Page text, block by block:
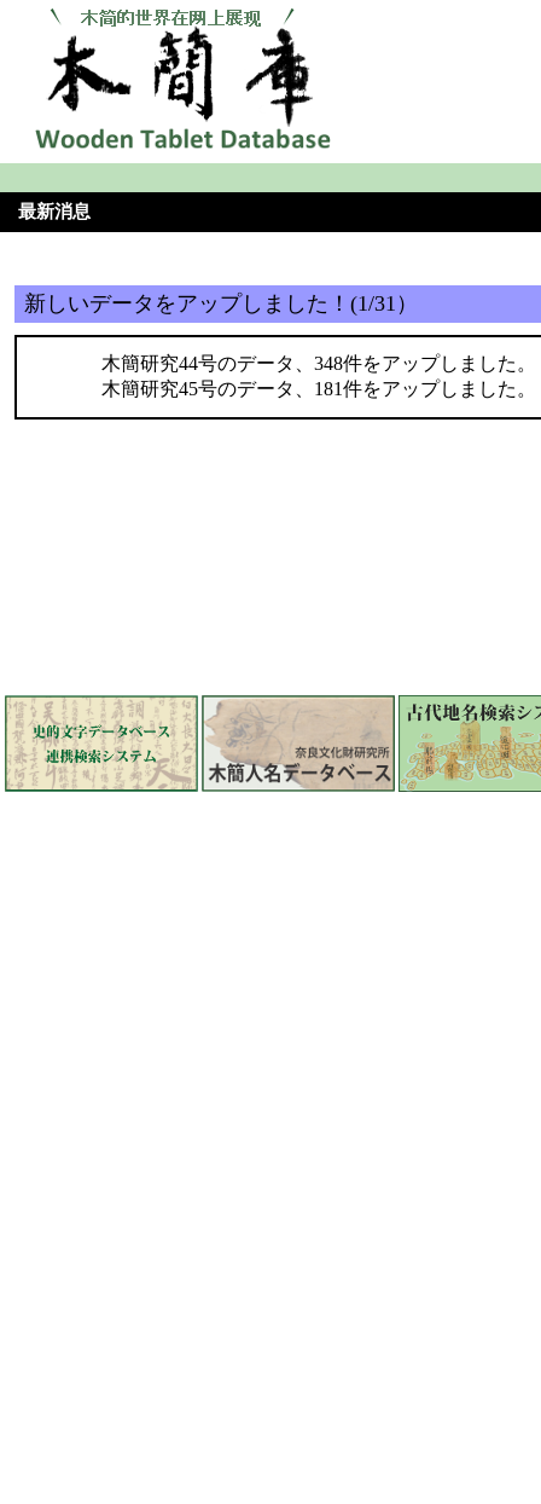
最新消息
新しいデータをアップしました！(1/31）
木簡研究44号のデータ、348件をアップしました。
木簡研究45号のデータ、181件をアップしました。